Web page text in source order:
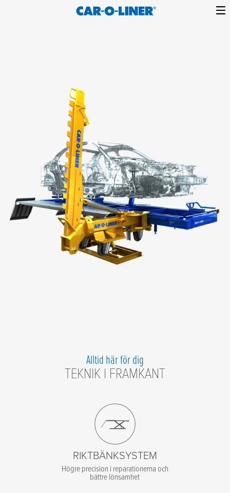
Car-
Collision
Alltid här för dig
TEKNIK I FRAMKANT
RIKTBÄNKSYSTEM
Högre precision i reparationerna och
bättre lönsamhet